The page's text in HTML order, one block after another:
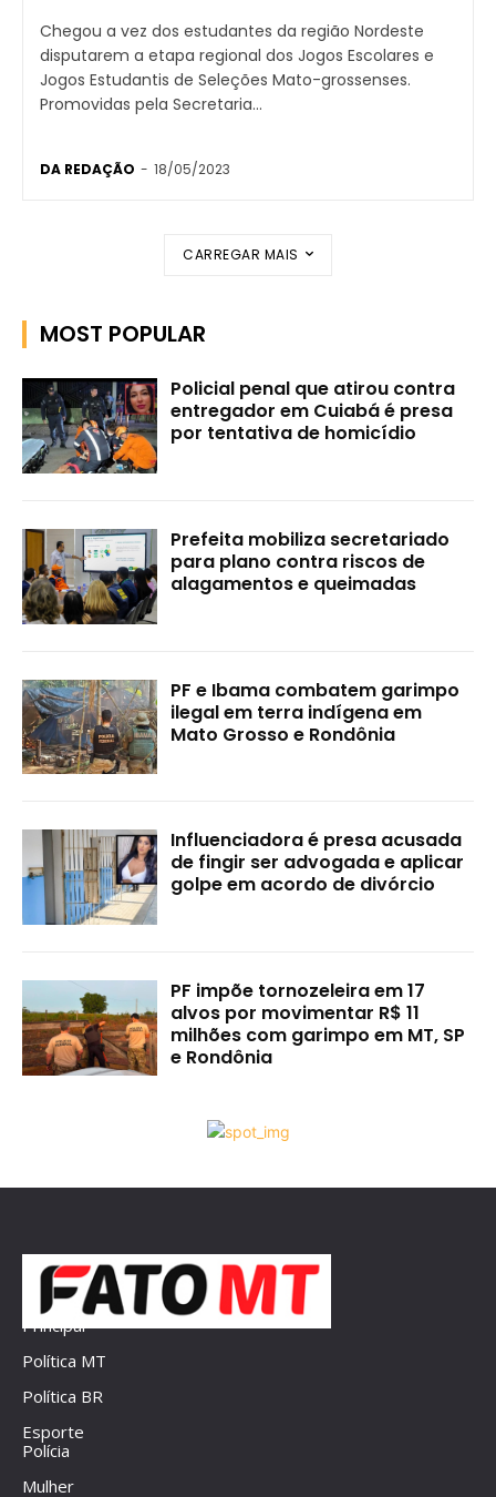
Chegou a vez dos estudantes da região Nordeste
disputarem a etapa regional dos Jogos Escolares e
Jogos Estudantis de Seleções Mato-grossenses.
Promovidas pela Secretaria...
DA REDAÇÃO - 18/05/2023
CARREGAR MAIS
MOST POPULAR
Policial penal que atirou contra
entregador em Cuiabá é presa
por tentativa de homicídio
Prefeita mobiliza secretariado
para plano contra riscos de
alagamentos e queimadas
PF e Ibama combatem garimpo
ilegal em terra indígena em
Mato Grosso e Rondônia
Influenciadora é presa acusada
de fingir ser advogada e aplicar
golpe em acordo de divórcio
PF impõe tornozeleira em 17
alvos por movimentar R$ 11
milhões com garimpo em MT, SP
e Rondônia
Principal
Política MT
Política BR
Esporte
Polícia
Mulher